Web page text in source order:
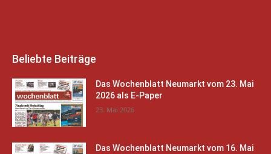
Beliebte Beiträge
Das Wochenblatt Neumarkt vom 23. Mai
2026 als E-Paper
23. Mai 2026
Das Wochenblatt Neumarkt vom 16. Mai